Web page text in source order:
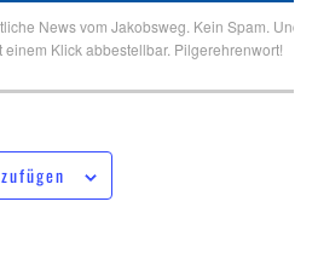
News vom Jakobsweg. Kein Spam. Und
einem Klick abbestellbar. Pilgerehrenwort!